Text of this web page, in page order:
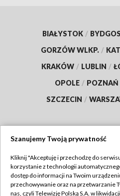
BIAŁYSTOK /
GORZÓW WLKP. /
KRAKÓW / LUBLIN /
OPOLE / POZNAŃ
SZCZECIN /
Abonament TVP
Szanujemy Twoją prywatność
Kliknij "Akceptuję i przechodzę do
korzystanie z technologii
dostęp do informacji na Twoim
przechowywanie oraz na przetwarzanie
nas, czyli Telewizję Polską S.A. w